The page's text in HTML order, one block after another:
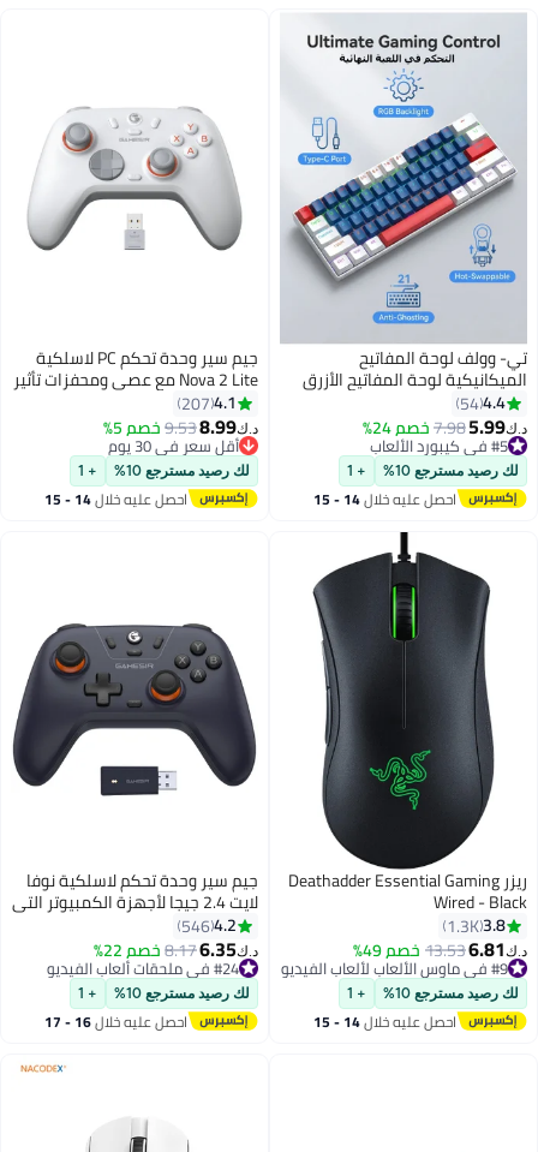
تي- وولف لوحة المفاتيح
الميكانيكية لوحة المفاتيح الأزرق
المفتاح لوحة المفاتيح RGB لوحة
المفاتيح الصغيرة نوع C مفتاح كابل
الفصل المفتاح الكامل لوحة
المفاتيح الألعاب السلكية القابلة
للتبادل الساخنة ، مناسبة للاعبين
الرياضيين الكمبيوتر الشخصي / ماك
، لوحة المفاتيح للألعاب المحمولة
للسفر التجاري
4.4
54
د.ك‏5.99
7.98خصم 24% #5 في كيبورد الألعاب
أقل سعر في 30 يوم
تم بيع +60 مؤخرًا
#5 في كيبورد الألعاب
لك رصيد مسترجع 10% + 1
احصل عليه خلال 14 - 15
جيم سير وحدة تحكم PC لاسلكية
Nova 2 Lite مع عصي ومحفزات تأثير
هول، 2.4G وسلكية بمعدل
استقصاء 1000Hz، أزرار قابلة لإعادة
التعيين - متوافقة مع
PC/Switch/Steam/Android
4.1
207
د.ك‏8.99
9.53خصم 5%
أقل سعر في 30 يوم
أقل سعر في 30 يوم
لك رصيد مسترجع 10% + 1
احصل عليه خلال 14 - 15
ريزر Deathadder Essential Gaming
Wired - Black
3.8
1.3K
د.ك‏6.81
13.53خصم 49% #9 في ماوس الألعاب لألعاب الفيديو
باقي 4 وحدات في المخزون
تم بيع +100 مؤخرًا
#9 في ماوس الألعاب لألعاب الفيديو
لك رصيد مسترجع 10% + 1
احصل عليه خلال 14 - 15
جيم سير وحدة تحكم لاسلكية نوفا
لايت 2.4 جيجا لأجهزة الكمبيوتر التي
وiPhone، وAndroid، وSwitch &amp;
Steam Deck، ولوحة ألعاب تحكم
واهتزاز Rumble
4.2
546
د.ك‏6.35
8.17خصم 22% #24 في ملحقات ألعاب الفيديو
أقل سعر في 30 يوم
باقي 1 وحدات في المخزون
#24 في ملحقات ألعاب الفيديو
لك رصيد مسترجع 10% + 1
احصل عليه خلال 16 - 17